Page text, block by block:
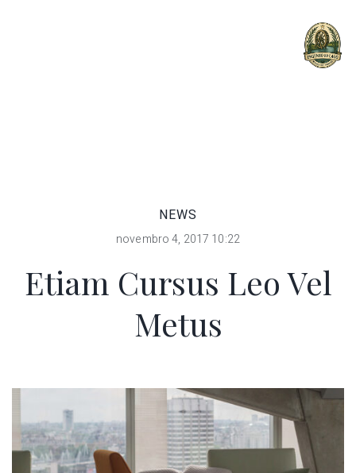
NEWS
novembro 4, 2017 10:22
Etiam Cursus Leo Vel
Metus